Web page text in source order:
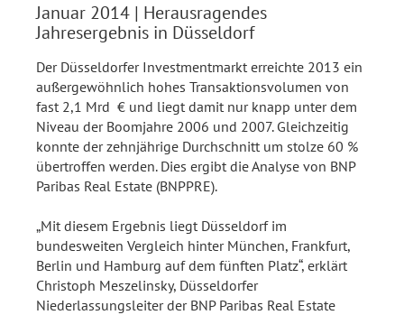
Januar 2014 | Herausragendes
Jahresergebnis in Düsseldorf
Der Düsseldorfer Investmentmarkt erreichte 2013 ein
außergewöhnlich hohes Transaktionsvolumen von
fast 2,1 Mrd € und liegt damit nur knapp unter dem
Niveau der Boomjahre 2006 und 2007. Gleichzeitig
konnte der zehnjährige Durchschnitt um stolze 60 %
übertroffen werden. Dies ergibt die Analyse von BNP
Paribas Real Estate (BNPPRE).
„Mit diesem Ergebnis liegt Düsseldorf im
bundesweiten Vergleich hinter München, Frankfurt,
Berlin und Hamburg auf dem fünften Platz“, erklärt
Christoph Meszelinsky, Düsseldorfer
Niederlassungsleiter der BNP Paribas Real Estate